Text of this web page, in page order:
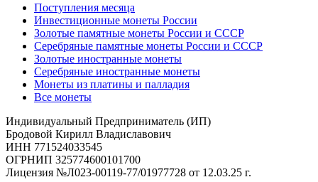
Поступления месяца
Инвестиционные монеты России
Золотые памятные монеты России и СССР
Серебряные памятные монеты России и СССР
Золотые иностранные монеты
Серебряные иностранные монеты
Монеты из платины и палладия
Все монеты
Индивидуальный Предприниматель (ИП)
Бродовой Кирилл Владиславович
ИНН 771524033545
ОГРНИП 325774600101700
Лицензия №Л023-00119-77/01977728 от 12.03.25 г.